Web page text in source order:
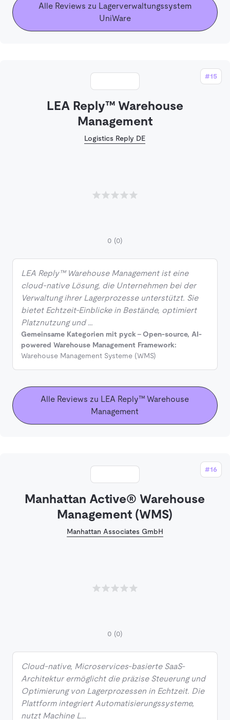
Alle Reviews zu Lagerverwaltungssystem
UniWare
#15
LEA Reply™ Warehouse
Management
Logistics Reply DE
0 (0)
LEA Reply™ Warehouse Management ist eine
cloud-native Lösung, die Unternehmen bei der
Verwaltung ihrer Lagerprozesse unterstützt. Sie
bietet Echtzeit-Einblicke in Bestände, optimiert
Platznutzung und …
Gemeinsame Kategorien mit pyck - Open-source, AI-
powered Warehouse Management Framework:
Warehouse Management Systeme (WMS)
Alle Reviews zu LEA Reply™ Warehouse
Management
#16
Manhattan Active® Warehouse
Management (WMS)
Manhattan Associates GmbH
0 (0)
Cloud-native, Microservices-basierte SaaS-
Architektur ermöglicht die präzise Steuerung und
Optimierung von Lagerprozessen in Echtzeit. Die
Plattform integriert Automatisierungssysteme,
nutzt Machine L…